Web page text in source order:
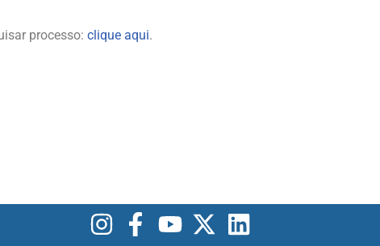
processo: clique aqui.